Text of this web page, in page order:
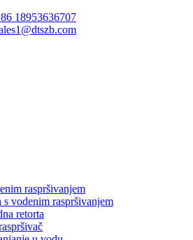
18953636707
raspršivanjem
s vodenim raspršivanjem
retorta